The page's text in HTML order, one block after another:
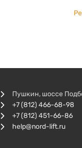
Пушкин, шоссе
+7 (812) 466-68-98
+7 (812) 451-66-86
help@nord-lift.ru